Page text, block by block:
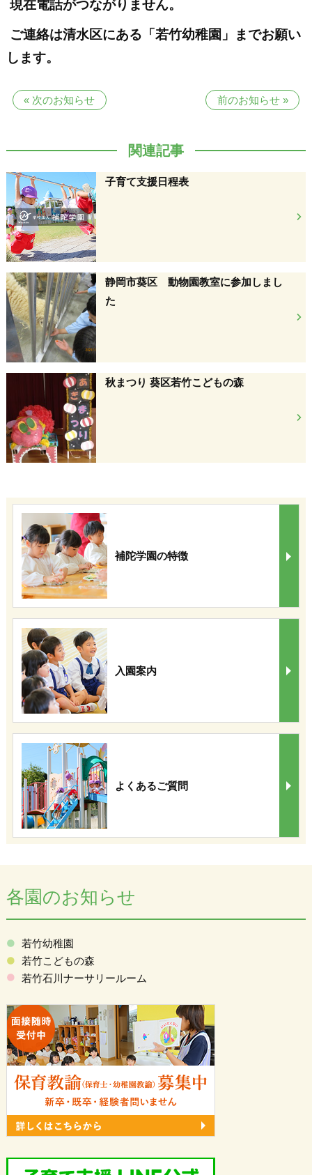
現在電話がつながりません。
ご連絡は清水区にある「若竹幼稚園」までお願い
します。
前のお知らせ»
« 次のお知らせ
関連記事
子育て支援日程表
静岡市葵区 動物園教室に参加しまし
た
秋まつり 葵区若竹こどもの森
補陀学園の特徴
入園案内
よくあるご質問
各園のお知らせ
若竹幼稚園
若竹こどもの森
若竹石川ナーサリールーム